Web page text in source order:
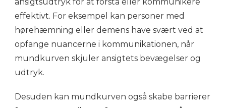
effektivt. For eksempel kan personer med
hørehæmning eller demens have svært ved at
opfange nuancerne i kommunikationen, når
mundkurven skjuler ansigtets bevægelser og
udtryk.
Desuden kan mundkurven også skabe barrierer